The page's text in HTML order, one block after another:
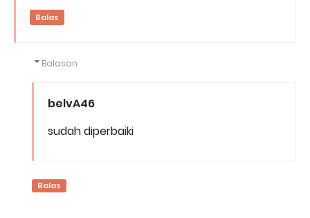
Balas
Balasan
belvA46
sudah diperbaiki
Balas